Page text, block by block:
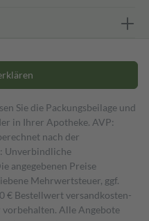
Sie die Packungsbeilage und
in Ihrer Apotheke. AVP:
nach der
Unverbindliche
angegebenen Preise
Mehrwertsteuer, ggf.
€ Bestell­wert versand­kosten­
Alle Angebote